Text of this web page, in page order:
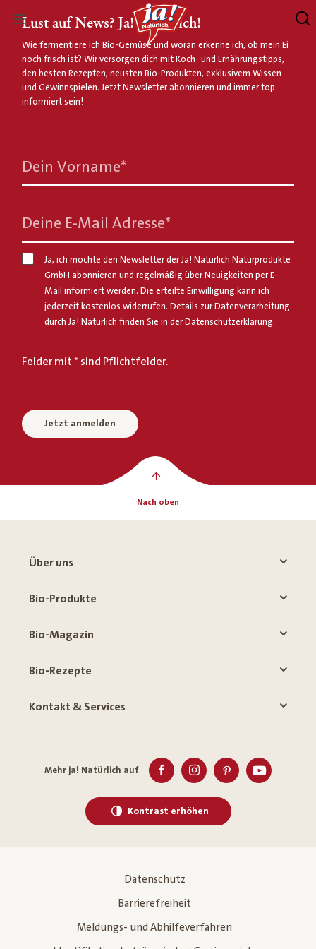
Lust auf News? Ja! Natürlich!
Wie fermentiere ich Bio-Gemüse und woran erkenne ich, ob mein Ei
noch frisch ist? Wir versorgen dich mit Koch- und Ernährungstipps,
den besten Rezepten, neusten Bio-Produkten, exklusivem Wissen
und Gewinnspielen. Jetzt Newsletter abonnieren und immer top
informiert sein!
Dein Vorname*
Deine E-Mail Adresse*
Ja, ich möchte den Newsletter der Ja! Natürlich Naturprodukte
GmbH abonnieren und regelmäßig über Neuigkeiten per E-
Mail informiert werden. Die erteilte Einwilligung kann ich
jederzeit kostenlos widerrufen. Details zur Datenverarbeitung
durch Ja! Natürlich finden Sie in der Datenschutzerklärung.
Felder mit * sind Pflichtfelder.
Jetzt anmelden
Nach oben
Über uns
Bio-Produkte
Bio-Magazin
Bio-Rezepte
Kontakt & Services
Mehr ja! Natürlich auf
Kontrast erhöhen
Datenschutz
Barrierefreiheit
Meldungs- und Abhilfeverfahren